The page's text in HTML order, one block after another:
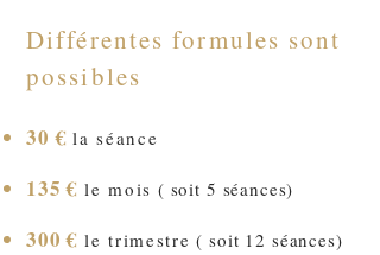
Différentes formules sont
possibles
30 € la séance
135 € le mois ( soit 5 séances)
300 € le trimestre ( soit 12 séances)